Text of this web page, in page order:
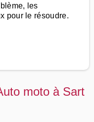
les
pour le résoudre.
moto à Sart